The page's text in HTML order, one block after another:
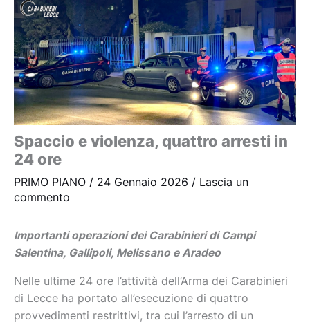
Spaccio e violenza, quattro arresti in
24 ore
PRIMO PIANO / 24 Gennaio 2026 / Lascia un
commento
Importanti operazioni dei Carabinieri di Campi
Salentina, Gallipoli, Melissano e Aradeo
Nelle ultime 24 ore l’attività dell’Arma dei Carabinieri
di Lecce ha portato all’esecuzione di quattro
provvedimenti restrittivi, tra cui l’arresto di un